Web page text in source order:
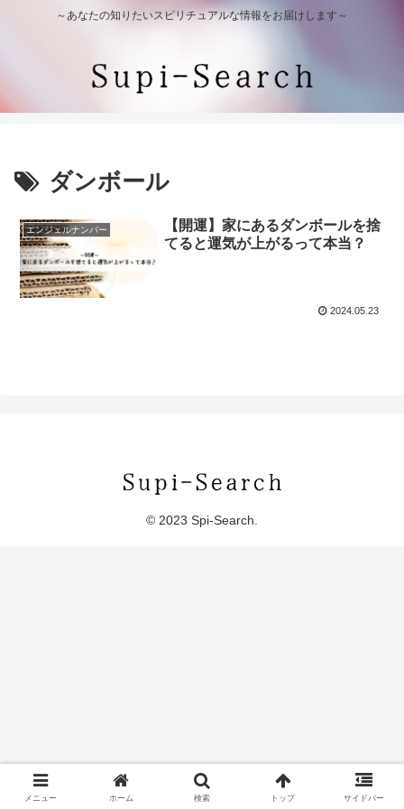
～あなたの知りたいスピリチュアルな情報をお届けします～
ダンボール
エンジェルナンバー
【開運】家にあるダンボールを捨
てると運気が上がるって本当？
2024.05.23
© 2023 Spi-Search.
メニュー ホーム 検索 トップ サイドバー